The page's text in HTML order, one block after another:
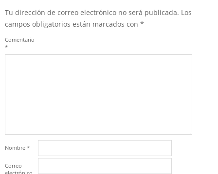
Tu dirección de correo electrónico no será publicada. Los
campos obligatorios están marcados con *
Comentario
*
Nombre *
Correo